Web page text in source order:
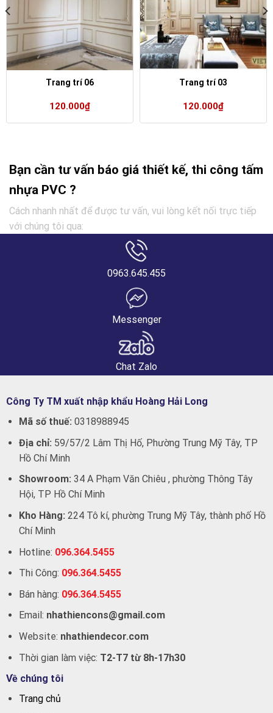
Trang trí 06
120.000₫
Trang trí 03
120.000₫
Bạn cần tư vấn báo giá thiết kế, thi công tấm
nhựa PVC ?
Cách nhanh nhất để được tư vấn, vui lòng kết nối trực tiếp
với chúng tôi qua:
0963.645.455
Messenger
Chat Zalo
Công Ty TM xuất nhập khẩu Hoàng Hải Long
Mã số thuế: 0318988945
Địa chỉ: 59/57/2 Lâm Thị Hố, Phường Trung Mỹ Tây, TP
Hồ Chí Minh
Showroom: 34 A Phạm Văn Chiêu , phường Thông Tây
Hội, TP Hồ Chí Minh
Kho Hàng: 224 Tô kí, phường Trung Mỹ Tây, thành phố Hồ
Chí Minh
Hotline: 096.364.5455
Thi Công: 096.364.5455
Bán hàng: 096.364.5455
Email: nhathiencons@gmail.com
Website: nhathiendecor.com
Thời gian làm việc: T2-T7 từ 8h-17h30
Về chúng tôi
Trang chủ